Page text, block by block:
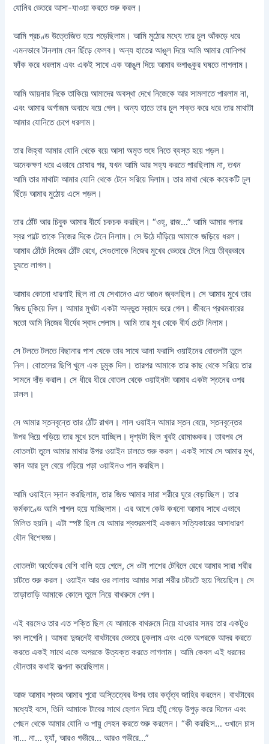
যোনির ভেতরে আসা-যাওয়া করতে শুরু করল।
আমি প্রচণ্ড উত্তেজিত হয়ে পড়েছিলাম। আমি মুঠোর মধ্যে তার চুল আঁকড়ে ধরে
এমনভাবে টানলাম যেন ছিঁড়ে ফেলব। অন্য হাতের আঙুল দিয়ে আমি আমার যোনিপথ
ফাঁক করে ধরলাম এবং একই সাথে এক আঙুল দিয়ে আমার ভগাঙ্কুর ঘষতে লাগলাম।
আমি আয়নার দিকে তাকিয়ে আমাদের অবস্থা দেখে নিজেকে আর সামলাতে পারলাম না,
এবং আমার অর্গাজম অবাধে বয়ে গেল। অন্য হাতে তার চুল শক্ত করে ধরে তার মাথাটা
আমার যোনিতে চেপে ধরলাম।
তার জিহ্বা আমার যোনি থেকে বয়ে আসা অমৃত শুষে নিতে ব্যস্ত হয়ে পড়ল।
অনেকক্ষণ ধরে এভাবে চোষার পর, যখন আমি আর সহ্য করতে পারছিলাম না, তখন
আমি তার মাথাটা আমার যোনি থেকে টেনে সরিয়ে দিলাম। তার মাথা থেকে কয়েকটি চুল
ছিঁড়ে আমার মুঠোয় এসে পড়ল।
তার ঠোঁট আর চিবুক আমার বীর্যে চকচক করছিল। “ওহ্, রাজ…” আমি আমার গলার
স্বর পাল্টে তাকে নিজের দিকে টেনে নিলাম। সে উঠে দাঁড়িয়ে আমাকে জড়িয়ে ধরল।
আমার ঠোঁটে নিজের ঠোঁট রেখে, সেগুলোকে নিজের মুখের ভেতরে টেনে নিয়ে তীব্রভাবে
চুষতে লাগল।
আমার কোনো ধারণাই ছিল না যে সেখানেও এত আগুন জ্বলছিল। সে আমার মুখে তার
জিভ ঢুকিয়ে দিল। আমার মুখটা একটা অদ্ভুত স্বাদে ভরে গেল। জীবনে প্রথমবারের
মতো আমি নিজের বীর্যের স্বাদ পেলাম। আমি তার মুখ থেকে বীর্য চেটে নিলাম।
সে টলতে টলতে বিছানার পাশ থেকে তার সাথে আনা ফরাসি ওয়াইনের বোতলটা তুলে
নিল। বোতলের ছিপি খুলে এক চুমুক দিল। তারপর আমাকে তার কাছ থেকে সরিয়ে তার
সামনে দাঁড় করাল। সে ধীরে ধীরে বোতল থেকে ওয়াইনটা আমার একটা স্তনের ওপর
ঢালল।
সে আমার স্তনবৃন্তে তার ঠোঁট রাখল। লাল ওয়াইন আমার স্তন বেয়ে, স্তনবৃন্তের
উপর দিয়ে গড়িয়ে তার মুখে চলে যাচ্ছিল। দৃশ্যটা ছিল খুবই রোমাঞ্চকর। তারপর সে
বোতলটা তুলে আমার মাথার উপর ওয়াইন ঢালতে শুরু করল। একই সাথে সে আমার মুখ,
কান আর চুল বেয়ে গড়িয়ে পড়া ওয়াইনও পান করছিল।
আমি ওয়াইনে স্নান করছিলাম, তার জিভ আমার সারা শরীরে ঘুরে বেড়াচ্ছিল। তার
কর্মকাণ্ডে আমি পাগল হয়ে যাচ্ছিলাম। এর আগে কেউ কখনো আমার সাথে এভাবে
মিলিত হয়নি। এটা স্পষ্ট ছিল যে আমার শ্বশুরমশাই একজন সত্যিকারের অসাধারণ
যৌন বিশেষজ্ঞ।
বোতলটা অর্ধেকের বেশি খালি হয়ে গেলে, সে ওটা পাশের টেবিলে রেখে আমার সারা শরীর
চাটতে শুরু করল। ওয়াইন আর ওর লালায় আমার সারা শরীর চটচটে হয়ে গিয়েছিল। সে
তাড়াতাড়ি আমাকে কোলে তুলে নিয়ে বাথরুমে গেল।
এই বয়সেও তার এত শক্তি ছিল যে আমাকে বাথরুমে নিয়ে যাওয়ার সময় তার একটুও
দম লাগেনি। আমরা দুজনেই বাথটাবের ভেতরে ঢুকলাম এবং একে অপরকে আদর করতে
করতে একই সাথে একে অপরকে উত্যক্ত করতে লাগলাম। আমি কেবল এই ধরনের
যৌনতার কথাই কল্পনা করেছিলাম।
আজ আমার শ্বশুর আমার পুরো অস্তিত্বের উপর তার কর্তৃত্ব জাহির করলেন। বাথটাবের
মধ্যেই বসে, তিনি আমাকে টাবের সাথে হেলান দিয়ে হাঁটু গেড়ে উপুড় করে দিলেন এবং
পেছন থেকে আমার যোনি ও পায়ু লেহন করতে শুরু করলেন। “কী করছিস… ওখানে চাস
না… না… হ্যাঁ, আরও গভীরে… আরও গভীরে…”